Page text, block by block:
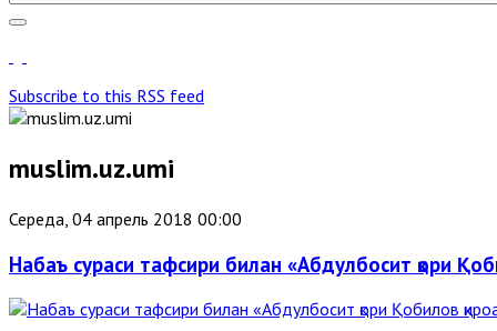
Subscribe to this RSS feed
muslim.uz.umi
Середа, 04 апрель 2018 00:00
Набаъ сураси тафсири билан «Абдулбосит қори